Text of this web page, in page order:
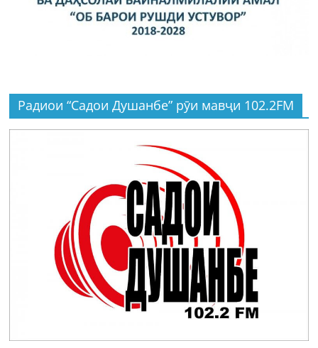
Радиои “Садои Душанбе” рӯи мавҷи 102.2FM